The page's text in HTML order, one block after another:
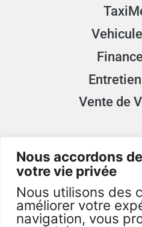
Nous accordons
votre vie privée
Nous utilisons des
améliorer votre
navigation, vous
Vente de